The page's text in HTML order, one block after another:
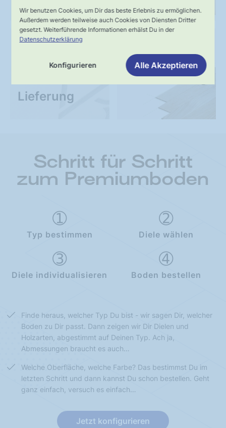
Wir benutzen Cookies, um Dir das beste Erlebnis zu ermöglichen.
Außerdem werden teilweise auch Cookies von Diensten Dritter
gesetzt. Weiterführende Informationen erhälst Du in der
Datenschutzerklärung
Konfigurieren Alle Akzeptieren
Schnelle,
Lieferung
UNSER VERSPRECHEN
Kompetente
Fachberatung
Schritt für Schritt
zum Premiumboden
Typ bestimmen Diele wählen
Diele individualisieren Boden bestellen
Finde heraus, welcher Typ Du bist - wir sagen Dir, welcher
Boden zu Dir passt. Dann zeigen wir Dir Dielen und
Holzarten, abgestimmt auf Deinen Typ. Ach ja,
Abmessungen braucht es auch…
Welche Oberfläche, welche Farbe? Das bestimmst Du im
letzten Schritt und dann kannst Du schon bestellen. Geht
ganz einfach, versuch es einfach…
Jetzt konfigurieren